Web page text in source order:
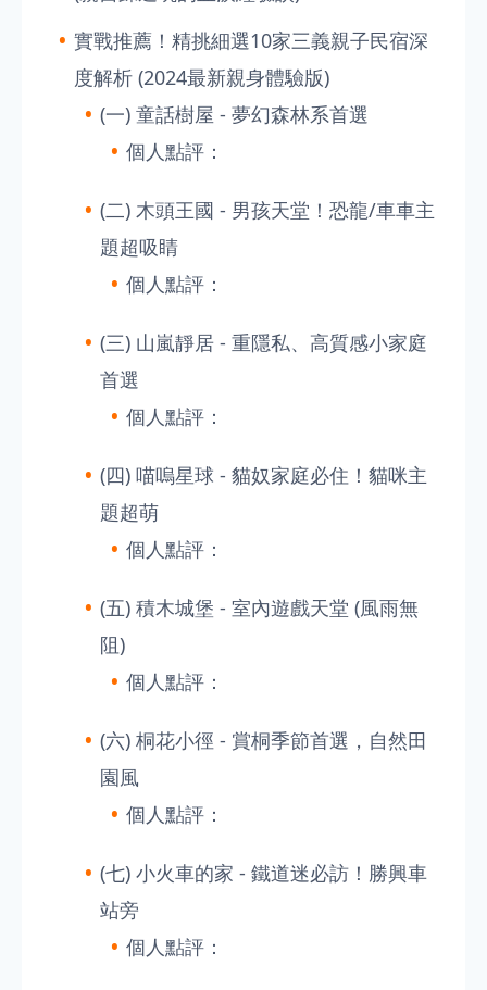
實戰推薦！精挑細選10家三義親子民宿深
度解析 (2024最新親身體驗版)
(一) 童話樹屋 - 夢幻森林系首選
個人點評：
(二) 木頭王國 - 男孩天堂！恐龍/車車主
題超吸睛
個人點評：
(三) 山嵐靜居 - 重隱私、高質感小家庭
首選
個人點評：
(四) 喵嗚星球 - 貓奴家庭必住！貓咪主
題超萌
個人點評：
(五) 積木城堡 - 室內遊戲天堂 (風雨無
阻)
個人點評：
(六) 桐花小徑 - 賞桐季節首選，自然田
園風
個人點評：
(七) 小火車的家 - 鐵道迷必訪！勝興車
站旁
個人點評：